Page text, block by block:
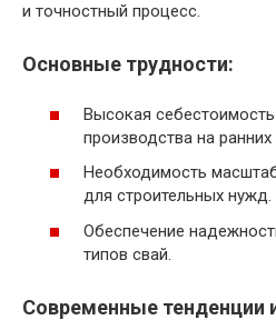
и точностный процесс.
Основные трудности:
Высокая
производства на ранних
Необходимость
для строительных нужд.
Обеспечение
типов свай.
Современные тенденции